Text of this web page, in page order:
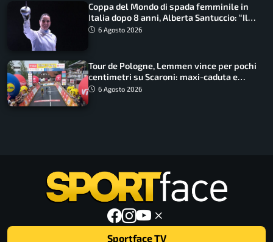
Coppa del Mondo di spada femminile in
Italia dopo 8 anni, Alberta Santuccio: “Il
lavoro dà sempre i suoi frutti”
6 Agosto 2026
Tour de Pologne, Lemmen vince per pochi
centimetri su Scaroni: maxi-caduta e
tappa accorciata
6 Agosto 2026
Sportface TV